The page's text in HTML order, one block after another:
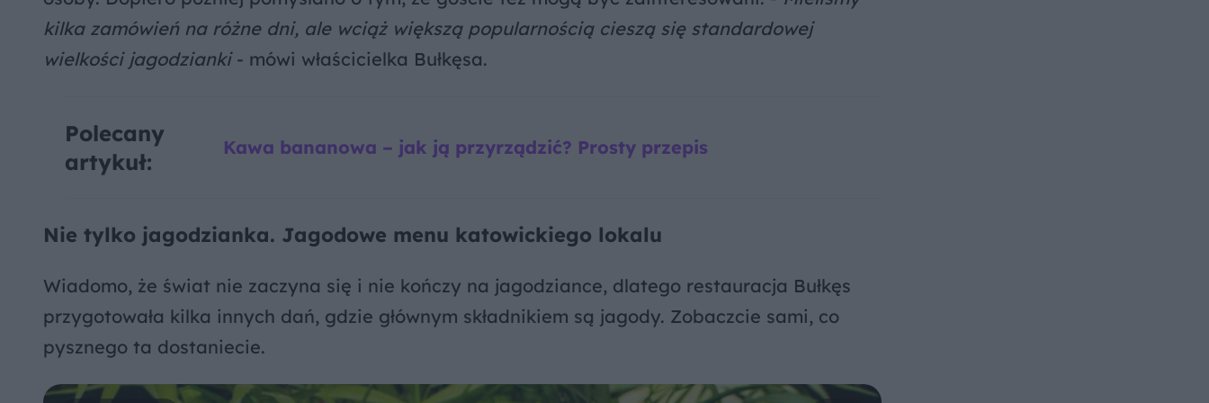
kilka zamówień na różne dni, ale wciąż większą popularnością cieszą się standardowej
wielkości jagodzianki- mówi właścicielka Bułkęsa.
Polecany
artykuł:
Kawa bananowa – jak ją przyrządzić? Prosty przepis
Nie tylko jagodzianka. Jagodowe menu katowickiego lokalu
Wiadomo, że świat nie zaczyna się i nie kończy na jagodziance, dlatego restauracja Bułkęs
przygotowała kilka innych dań, gdzie głównym składnikiem są jagody. Zobaczcie sami, co
pysznego ta dostaniecie.